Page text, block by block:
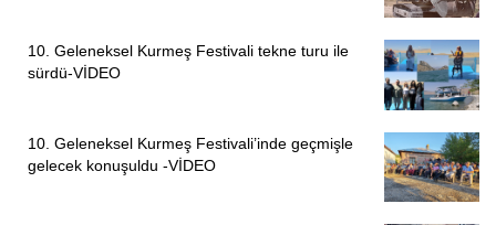
10. Geleneksel Kurmeş Festivali tekne turu ile
sürdü-VİDEO
10. Geleneksel Kurmeş Festivali’inde geçmişle
gelecek konuşuldu -VİDEO